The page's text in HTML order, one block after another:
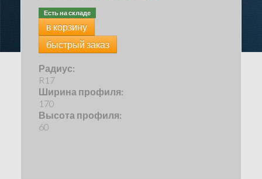
Есть на складе
в корзину
быстрый заказ
Радиус:
R17
Ширина профиля:
170
Высота профиля:
60